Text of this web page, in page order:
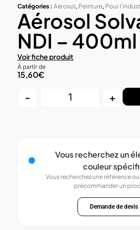
Catégories : Aérosol, Peinture, Pour
Aérosol
NDI – 400ml
Voir fiche produit
À partir de
15,60€
- +
Vous recherchez un
couleur
Vous recherchez une référence
précommander un
Demande de devis